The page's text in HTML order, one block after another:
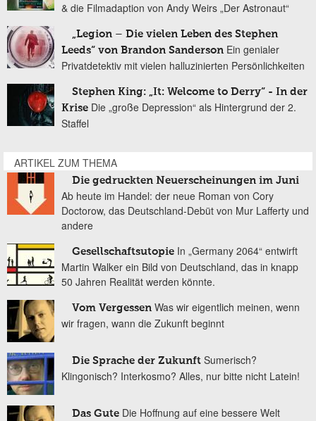
& die Filmadaption von Andy Weirs „Der Astronaut“
„Legion – Die vielen Leben des Stephen
Leeds“ von Brandon Sanderson Ein genialer
Privatdetektiv mit vielen halluzinierten Persönlichkeiten
Stephen King: „It: Welcome to Derry“ - In der
Krise Die „große Depression“ als Hintergrund der 2.
Staffel
ARTIKEL ZUM THEMA
Die gedruckten Neuerscheinungen im Juni
Ab heute im Handel: der neue Roman von Cory
Doctorow, das Deutschland-Debüt von Mur Lafferty und
andere
Gesellschaftsutopie In „Germany 2064“ entwirft
Martin Walker ein Bild von Deutschland, das in knapp
50 Jahren Realität werden könnte.
Vom Vergessen Was wir eigentlich meinen, wenn
wir fragen, wann die Zukunft beginnt
Die Sprache der Zukunft Sumerisch?
Klingonisch? Interkosmo? Alles, nur bitte nicht Latein!
Das Gute Die Hoffnung auf eine bessere Welt